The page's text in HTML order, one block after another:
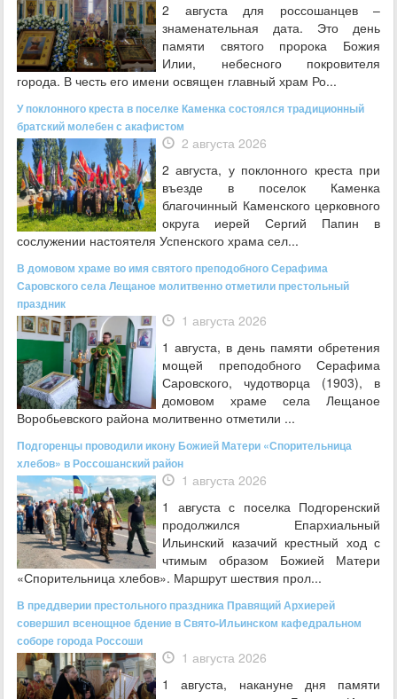
2 августа для россошанцев –
знаменательная дата. Это день
памяти святого пророка Божия
Илии, небесного покровителя
города. В честь его имени освящен главный храм Ро...
У поклонного креста в поселке Каменка состоялся традиционный
братский молебен с акафистом
2 августа 2026
2 августа, у поклонного креста при
въезде в поселок Каменка
благочинный Каменского церковного
округа иерей Сергий Папин в
сослужении настоятеля Успенского храма сел...
В домовом храме во имя святого преподобного Серафима
Саровского села Лещаное молитвенно отметили престольный
праздник
1 августа 2026
1 августа, в день памяти обретения
мощей преподобного Серафима
Саровского, чудотворца (1903), в
домовом храме села Лещаное
Воробьевского района молитвенно отметили ...
Подгоренцы проводили икону Божией Матери «Спорительница
хлебов» в Россошанский район
1 августа 2026
1 августа с поселка Подгоренский
продолжился Епархиальный
Ильинский казачий крестный ход с
чтимым образом Божией Матери
«Спорительница хлебов». Маршрут шествия прол...
В преддверии престольного праздника Правящий Архиерей
совершил всенощное бдение в Свято-Ильинском кафедральном
соборе города Россоши
1 августа 2026
1 августа, накануне дня памяти